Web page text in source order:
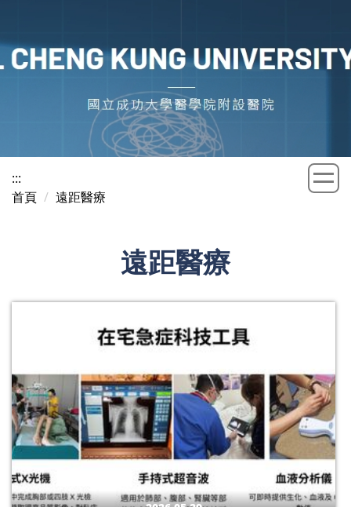
主
要
:::
首頁
遠距醫療
遠距醫療